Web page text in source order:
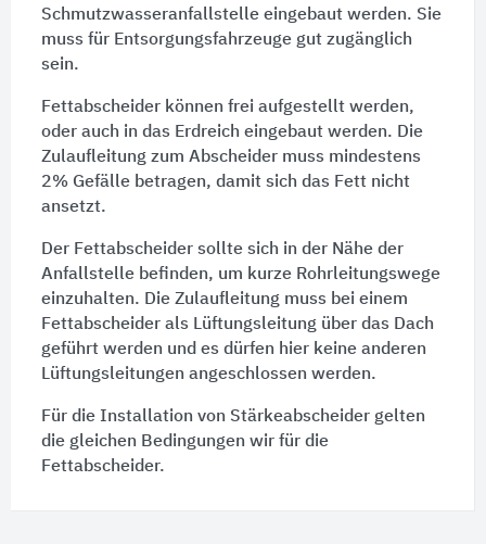
Schmutzwasseranfallstelle eingebaut werden. Sie
muss für Entsorgungsfahrzeuge gut zugänglich
sein.
Fettabscheiderkönnen frei aufgestellt werden,
oder auch in das Erdreich eingebaut werden. Die
Zulaufleitung zum Abscheider muss mindestens
2% Gefälle betragen, damit sich das Fett nicht
ansetzt.
Der Fettabscheidersollte sich in der Nähe der
Anfallstelle befinden, um kurze Rohrleitungswege
einzuhalten. Die Zulaufleitung muss bei einem
Fettabscheiderals Lüftungsleitungüber das Dach
geführt werden und es dürfen hier keine anderen
Lüftungsleitungen angeschlossen werden.
Für die Installation von Stärkeabscheidergelten
die gleichen Bedingungen wir für die
Fettabscheider.